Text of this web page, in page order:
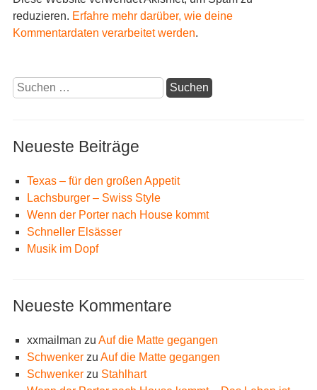
reduzieren. Erfahre mehr darüber, wie deine
Kommentardaten verarbeitet werden.
Suchen
nach:
Neueste Beiträge
Texas – für den großen Appetit
Lachsburger – Swiss Style
Wenn der Porter nach House kommt
Schneller Elsässer
Musik im Dopf
Neueste Kommentare
xxmailman zu Auf die Matte gegangen
Schwenkerzu Auf die Matte gegangen
Schwenkerzu Stahlhart